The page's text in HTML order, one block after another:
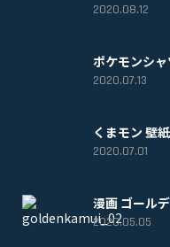
2020.08.12
ポケモンシ
2020.07.13
くまモン 壁
2020.07.01
漫画 ゴール
2020.05.05